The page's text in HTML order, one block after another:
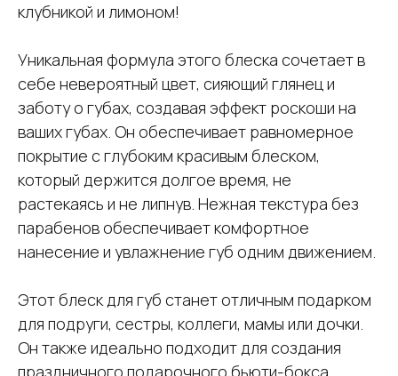
клубникой и лимоном!
Уникальная формула этого блеска сочетает в
себе невероятный цвет, сияющий глянец и
заботу о губах, создавая эффект роскоши на
ваших губах. Он обеспечивает равномерное
покрытие с глубоким красивым блеском,
который держится долгое время, не
растекаясь и не липнув. Нежная текстура без
парабенов обеспечивает комфортное
нанесение и увлажнение губ одним движением.
Этот блеск для губ станет отличным подарком
для подруги, сестры, коллеги, мамы или дочки.
Он также идеально подходит для создания
праздничного подарочного бьюти-бокса.